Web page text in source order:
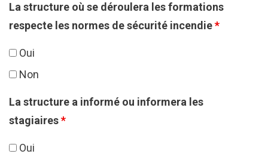
La structure où se déroulera les formations
respecte les normes de sécurité incendie*
Oui
Non
La structure a informé ou informera les
stagiaires*
Oui